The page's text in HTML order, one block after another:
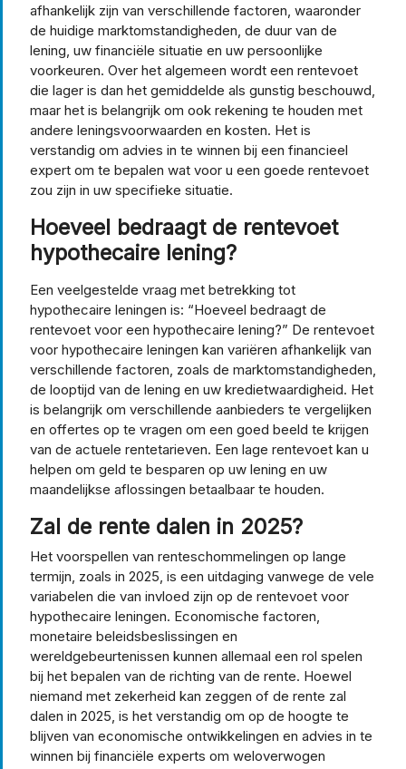
afhankelijk zijn van verschillende factoren, waaronder
de huidige marktomstandigheden, de duur van de
lening, uw financiële situatie en uw persoonlijke
voorkeuren. Over het algemeen wordt een rentevoet
die lager is dan het gemiddelde als gunstig beschouwd,
maar het is belangrijk om ook rekening te houden met
andere leningsvoorwaarden en kosten. Het is
verstandig om advies in te winnen bij een financieel
expert om te bepalen wat voor u een goede rentevoet
zou zijn in uw specifieke situatie.
Hoeveel bedraagt de rentevoet
hypothecaire lening?
Een veelgestelde vraag met betrekking tot
hypothecaire leningen is: “Hoeveel bedraagt de
rentevoet voor een hypothecaire lening?” De rentevoet
voor hypothecaire leningen kan variëren afhankelijk van
verschillende factoren, zoals de marktomstandigheden,
de looptijd van de lening en uw kredietwaardigheid. Het
is belangrijk om verschillende aanbieders te vergelijken
en offertes op te vragen om een goed beeld te krijgen
van de actuele rentetarieven. Een lage rentevoet kan u
helpen om geld te besparen op uw lening en uw
maandelijkse aflossingen betaalbaar te houden.
Zal de rente dalen in 2025?
Het voorspellen van renteschommelingen op lange
termijn, zoals in 2025, is een uitdaging vanwege de vele
variabelen die van invloed zijn op de rentevoet voor
hypothecaire leningen. Economische factoren,
monetaire beleidsbeslissingen en
wereldgebeurtenissen kunnen allemaal een rol spelen
bij het bepalen van de richting van de rente. Hoewel
niemand met zekerheid kan zeggen of de rente zal
dalen in 2025, is het verstandig om op de hoogte te
blijven van economische ontwikkelingen en advies in te
winnen bij financiële experts om weloverwogen